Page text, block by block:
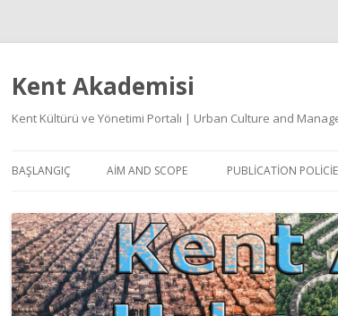
Kent Akademisi
Kent Kültürü ve Yönetimi Portalı | Urban Culture and
BAŞLANGIÇ AIM AND SCOPE PUBLICATION
DOCUMENTATION
YAZIM KURALLARI
SÜREÇ REHBERI |